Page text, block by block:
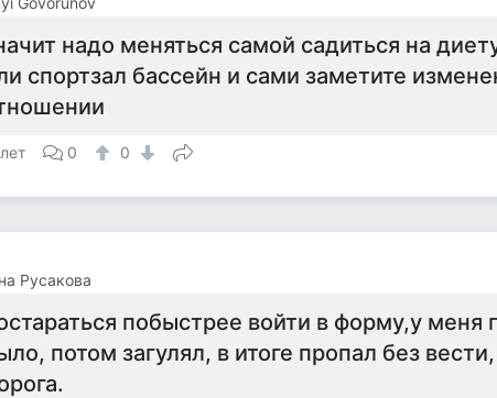
надо меняться самой садиться на
спортзал бассейн и сами заметите
0 0
Русакова
побыстрее войти в форму,у меня
потом загулял, в итоге пропал без